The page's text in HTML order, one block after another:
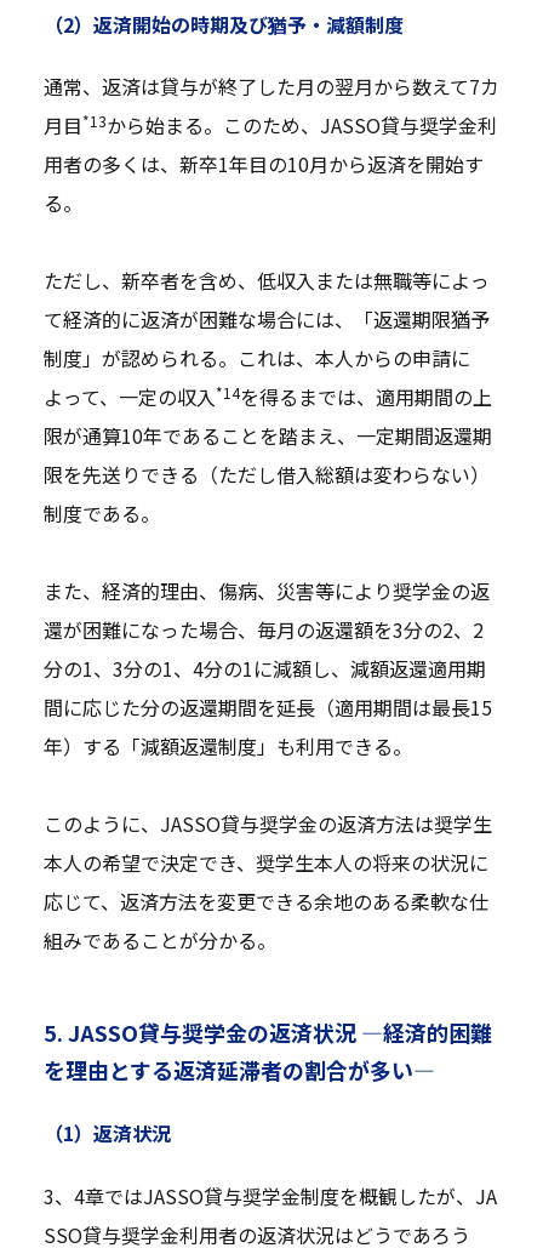
（2）返済開始の時期及び猶予・減額制度
通常、返済は貸与が終了した月の翌月から数えて7カ
月目*13から始まる。このため、JASSO貸与奨学金利
用者の多くは、新卒1年目の10月から返済を開始す
る。
ただし、新卒者を含め、低収入または無職等によっ
て経済的に返済が困難な場合には、「返還期限猶予
制度」が認められる。これは、本人からの申請に
よって、一定の収入*14を得るまでは、適用期間の上
限が通算10年であることを踏まえ、一定期間返還期
限を先送りできる（ただし借入総額は変わらない）
制度である。
また、経済的理由、傷病、災害等により奨学金の返
還が困難になった場合、毎月の返還額を3分の2、2
分の1、3分の1、4分の1に減額し、減額返還適用期
間に応じた分の返還期間を延長（適用期間は最長15
年）する「減額返還制度」も利用できる。
このように、JASSO貸与奨学金の返済方法は奨学生
本人の希望で決定でき、奨学生本人の将来の状況に
応じて、返済方法を変更できる余地のある柔軟な仕
組みであることが分かる。
5. JASSO貸与奨学金の返済状況 —経済的困難
を理由とする返済延滞者の割合が多い—
（1）返済状況
3、4章ではJASSO貸与奨学金制度を概観したが、JA
SSO貸与奨学金利用者の返済状況はどうであろう